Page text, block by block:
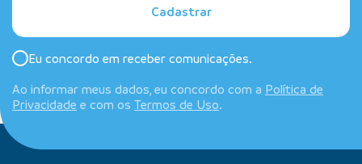
Cadastrar
Eu concordo em receber comunicações.
Ao informar meus dados, eu concordo com a Política de
Privacidade e com os Termos de Uso.